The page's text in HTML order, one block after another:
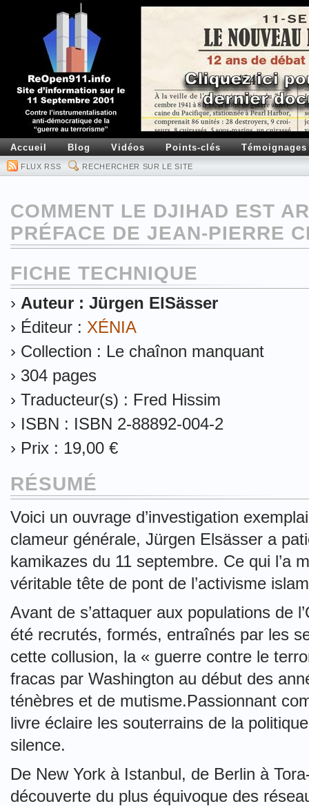
Accueil Blog Vidéos Points-clés Témoignages
FLUX RSS RECHERCHER SUR LE SITE
COMMENT LE DJIHAD EST
PRÉFACE DE JEAN-PIERRE
FICHE TECHNIQUE
› Auteur : Jürgen ElSässer
› Éditeur : XÉNIA
› Collection : Le chaînon manquant
› 304 pages
› Traducteur(s) : Fred Hissim
› ISBN : ISBN 2-88892-004-2
› Prix : 19,00 €
RÉSUMÉ
Voici un ouvrage d’investigation
clameur générale, Jürgen Elsässer a
kamikazes du 11 septembre. Ce qui l’a
véritable tête de pont de l’activisme
Avant de s’attaquer aux populations de
été recrutés, formés, entraînés par les
cette collusion, la « guerre contre le
fracas par Washington au début des
ténèbres et de mutisme.Passionnant
livre éclaire les souterrains de la
silence.
De New York à Istanbul, de Berlin à
découverte du plus équivoque des